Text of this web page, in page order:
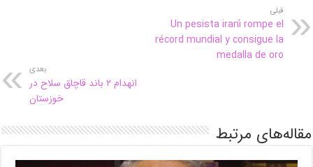
قبلی
Un pesista iraní rompe el
récord mundial y consigue la
medalla de oro
بعدی
انهدام ۲ باند قاچاق سلاح در
خوزستان
مقاله‌های مرتبط